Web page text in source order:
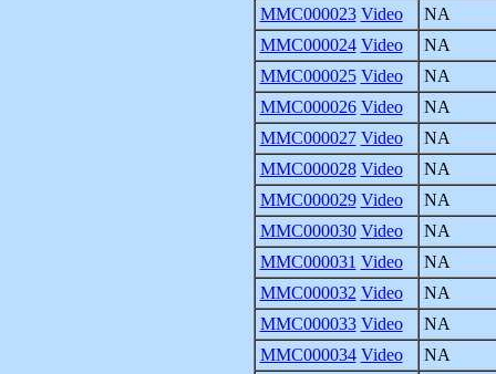
MMC000023 Video
NA
MMC000024 Video
NA
MMC000025 Video
NA
MMC000026 Video
NA
MMC000027 Video
NA
MMC000028 Video
NA
MMC000029 Video
NA
MMC000030 Video
NA
MMC000031 Video
NA
MMC000032 Video
NA
MMC000033 Video
NA
MMC000034 Video
NA